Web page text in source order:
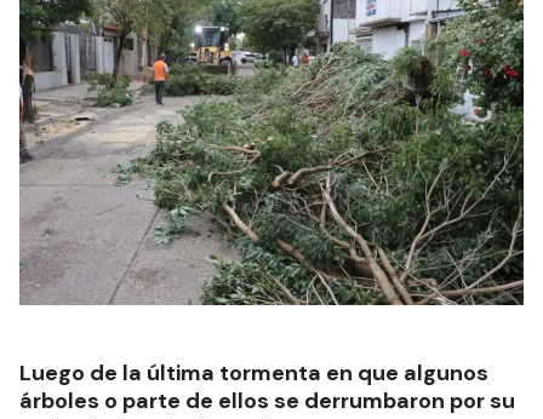
Luego de la última tormenta en que algunos
árboles o parte de ellos se derrumbaron por su